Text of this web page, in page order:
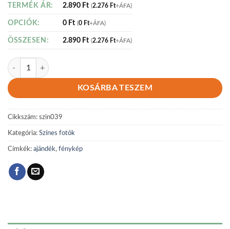
TERMÉK ÁR: 2.890 Ft (2.276 Ft+ÁFA)
OPCIÓK: 0 Ft (0 Ft+ÁFA)
ÖSSZESEN: 2.890 Ft (2.276 Ft+ÁFA)
Színes 039 mennyiség
KOSÁRBA TESZEM
Cikkszám: szin039
Kategória: Színes fotók
Címkék: ajándék, fénykép